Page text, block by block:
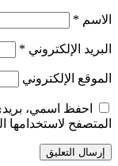
الاسم *
البريد الإلكتروني *
الموقع الإلكتروني
احفظ اسمي،
المتصفح لاستخدامها